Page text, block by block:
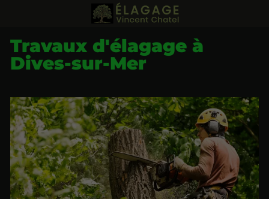
Travaux d'élagage à
Dives-sur-Mer